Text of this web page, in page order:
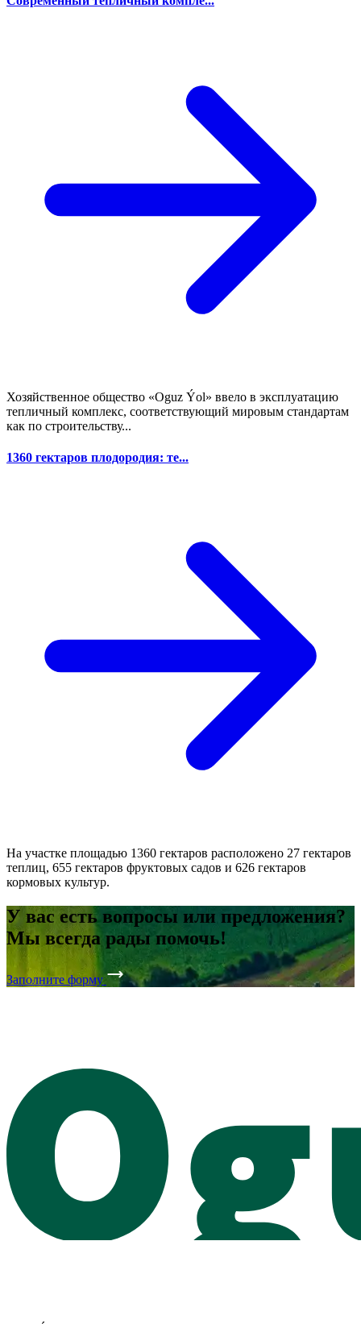
Хозяйственное общество «Oguz Ýol» ввело в эксплуатацию
тепличный комплекс, соответствующий мировым стандартам
как по строительству...
1360 гектаров плодородия: те...
На участке площадью 1360 гектаров расположено 27 гектаров
теплиц, 655 гектаров фруктовых садов и 626 гектаров
кормовых культур.
У вас есть вопросы или предложения?
Мы всегда рады помочь!
Заполните форму